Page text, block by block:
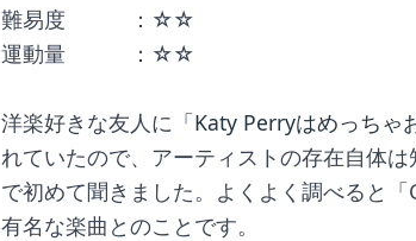
難易度　　　：☆☆
運動量　　　：☆☆
洋楽好きな友人に「Katy Perryはめっちゃ
れていたので、アーティストの存在自体
で初めて聞きました。よくよく調べると「
有名な楽曲とのことです。